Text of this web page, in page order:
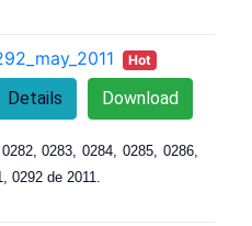
Hot
Download
Details
0283, 0284, 0285, 0286,
0292 de 2011.